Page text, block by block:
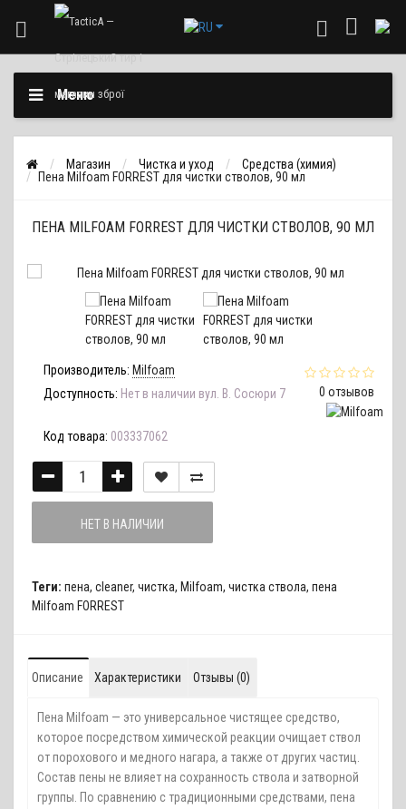
Меню
Магазин Чистка и уход
Средства (химия)
Пена Milfoam FORREST для чистки стволов, 90 мл
ПЕНА MILFOAM FORREST ДЛЯ ЧИСТКИ СТВОЛОВ, 90 МЛ
0 отзывов
Производитель: Milfoam
Доступность: Нет в наличии вул. В. Сосюри 7
Код товара: 003337062
НЕТ В НАЛИЧИИ
Теги: пена, cleaner, чистка, Milfoam, чистка ствола, пена
Milfoam FORREST
Описание Характеристики Отзывы (0)
Пена Milfoam — это универсальное чистящее средство,
которое посредством химической реакции очищает ствол
от порохового и медного нагара, а также от других частиц.
Состав пены не влияет на сохранность ствола и затворной
группы. По сравнению с традиционными средствами, пена